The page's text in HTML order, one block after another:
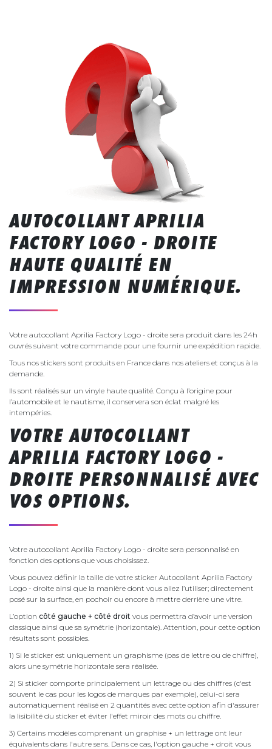
AUTOCOLLANT APRILIA
FACTORY LOGO - DROITE
HAUTE QUALITÉ EN
IMPRESSION NUMÉRIQUE.
Votre autocollant Aprilia Factory Logo - droite sera produit dans les 24h
ouvrés suivant votre commande pour une fournir une expédition rapide.
Tous nos stickers sont produits en France dans nos ateliers et conçus à la
demande.
Ils sont réalisés sur un vinyle haute qualité. Conçu à l’origine pour
l’automobile et le nautisme, il conservera son éclat malgré les
intempéries.
VOTRE AUTOCOLLANT
APRILIA FACTORY LOGO -
DROITE PERSONNALISÉ AVEC
VOS OPTIONS.
Votre autocollant Aprilia Factory Logo - droite sera personnalisé en
fonction des options que vous choisissez.
Vous pouvez définir la taille de votre sticker Autocollant Aprilia Factory
Logo - droite ainsi que la manière dont vous allez l’utiliser; directement
posé sur la surface, en pochoir ou encore à mettre derrière une vitre.
L’option côté gauche + côté droit vous permettra d’avoir une version
classique ainsi que sa symétrie (horizontale). Attention, pour cette option
résultats sont possibles.
1) Si le sticker est uniquement un graphisme (pas de lettre ou de chiffre),
alors une symétrie horizontale sera réalisée.
2) Si sticker comporte principalement un lettrage ou des chiffres (c'est
souvent le cas pour les logos de marques par exemple), celui-ci sera
automatiquement réalisé en 2 quantités avec cette option afin d'assurer
la lisibilité du sticker et éviter l'effet miroir des mots ou chiffre.
3) Certains modèles comprenant un graphise + un lettrage ont leur
équivalents dans l'autre sens. Dans ce cas, l'option gauche + droit vous